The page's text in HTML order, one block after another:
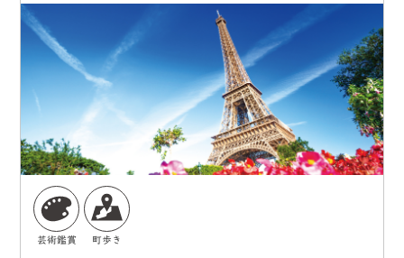
芸術鑑賞 町歩き